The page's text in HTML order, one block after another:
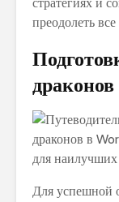
преодолеть
драконов
Для успешной